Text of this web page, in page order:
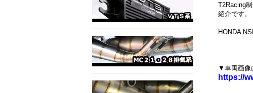
T2Racing
紹介です。
HONDA
▼車両画像
https://